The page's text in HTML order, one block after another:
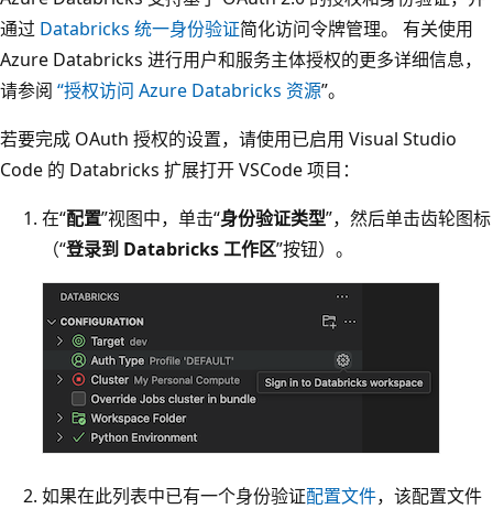
通过 Databricks 统一身份验证简化访问令牌管理。 有关使用
Azure Databricks 进行用户和服务主体授权的更多详细信息，
请参阅 “授权访问 Azure Databricks 资源”。
若要完成 OAuth 授权的设置，请使用已启用 Visual Studio
Code 的 Databricks 扩展打开 VSCode 项目：
在“配置”视图中，单击“身份验证类型”，然后单击齿轮图标
（“登录到 Databricks 工作区”按钮）。
如果在此列表中已有一个身份验证配置文件，该配置文件